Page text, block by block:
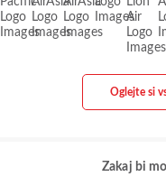
Oglejte si
Zakaj bi